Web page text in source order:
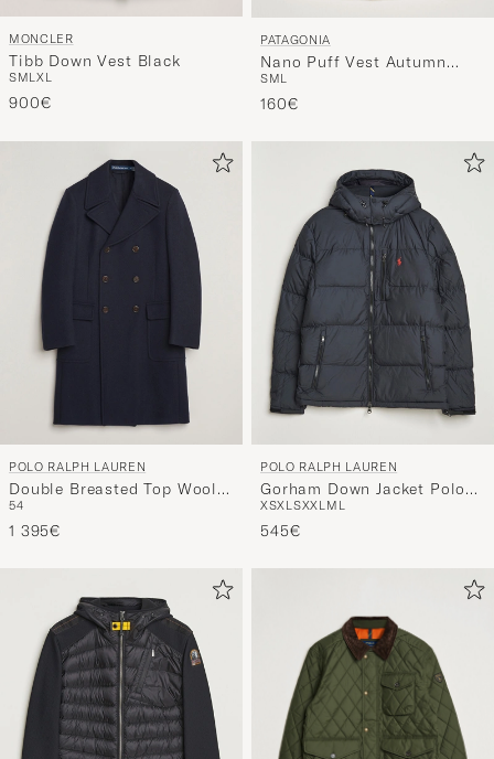
MONCLER
Tibb Down Vest Black
SMLXL
900€
PATAGONIA
Nano Puff Vest Autumn
Orange
SML
160€
POLO RALPH LAUREN
Double Breasted Top Wool
Coat Navy
54
1 395€
POLO RALPH LAUREN
Gorham Down Jacket Polo
Black
XSXL SXXL M L
545€